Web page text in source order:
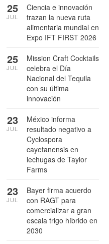
Ciencia e innovación
trazan la nueva ruta
alimentaria mundial en
Expo IFT FIRST 2026
25
JUL
Mission Craft Cocktails
celebra el Día
Nacional del Tequila
con su última
innovación
25
JUL
México informa
resultado negativo a
Cyclospora
cayetanensis en
lechugas de Taylor
Farms
23
JUL
Bayer firma acuerdo
con RAGT para
comercializar a gran
escala trigo híbrido en
2030
23
JUL